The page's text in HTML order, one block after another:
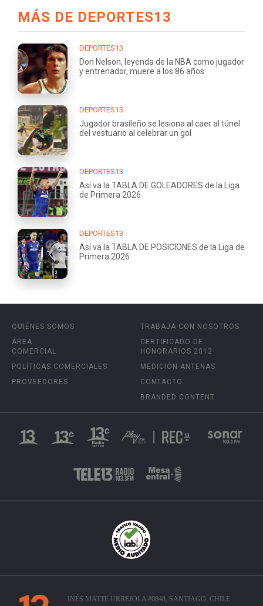
MÁS DE DEPORTES13
DEPORTES13
Don Nelson, leyenda de la NBA como jugador
y entrenador, muere a los 86 años
DEPORTES13
Jugador brasileño se lesiona al caer al túnel
del vestuario al celebrar un gol
DEPORTES13
Así va la TABLA DE GOLEADORES de la Liga
de Primera 2026
DEPORTES13
Así va la TABLA DE POSICIONES de la Liga de
Primera 2026
QUIÉNES SOMOS
ÁREA
COMERCIAL
POLÍTICAS COMERCIALES
PROVEEDORES
TRABAJA CON NOSOTROS
CERTIFICADO DE
HONORARIOS 2012
MEDICIÓN ANTENAS
CONTACTO
BRANDED CONTENT
INÉS MATTE URREJOLA #0848, SANTIAGO, CHILE